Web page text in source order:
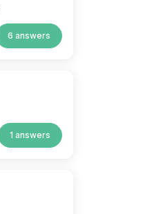
6 answers
1 answers